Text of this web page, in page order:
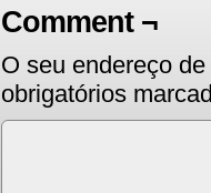
Comment ¬
O seu endereço
obrigatórios